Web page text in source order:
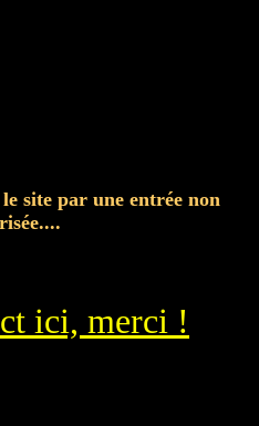
site par une entrée non
ici, merci !